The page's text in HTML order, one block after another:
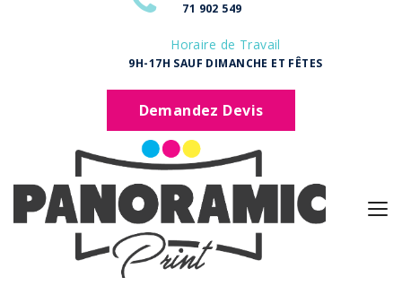
71 902 549
Horaire de Travail
9H-17H SAUF DIMANCHE ET FÊTES
Demandez Devis